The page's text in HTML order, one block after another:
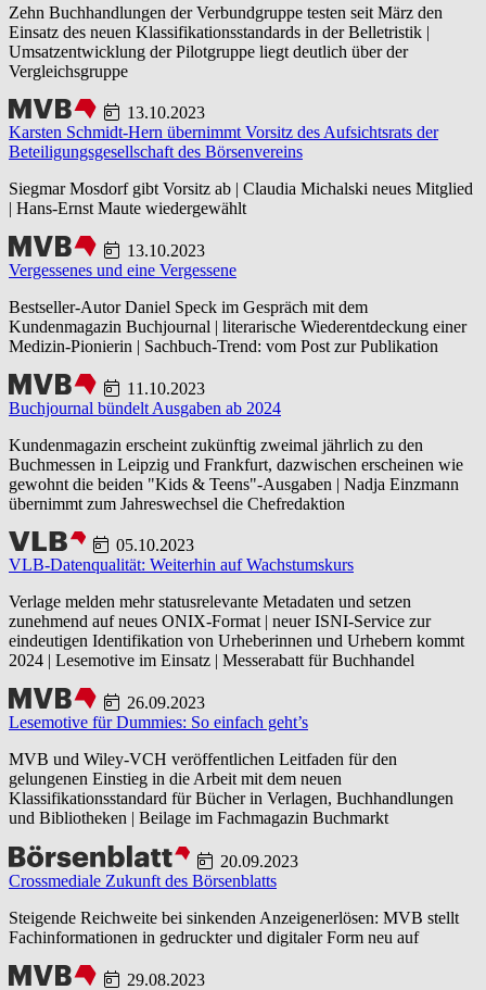
Zehn Buchhandlungen der Verbundgruppe testen seit März den
Einsatz des neuen Klassifikationsstandards in der Belletristik |
Umsatzentwicklung der Pilotgruppe liegt deutlich über der
Vergleichsgruppe
13.10.2023
Karsten Schmidt-Hern übernimmt Vorsitz des Aufsichtsrats der
Beteiligungsgesellschaft des Börsenvereins
Siegmar Mosdorf gibt Vorsitz ab | Claudia Michalski neues Mitglied
| Hans-Ernst Maute wiedergewählt
13.10.2023
Vergessenes und eine Vergessene
Bestseller-Autor Daniel Speck im Gespräch mit dem
Kundenmagazin Buchjournal | literarische Wiederentdeckung einer
Medizin-Pionierin | Sachbuch-Trend: vom Post zur Publikation
11.10.2023
Buchjournal bündelt Ausgaben ab 2024
Kundenmagazin erscheint zukünftig zweimal jährlich zu den
Buchmessen in Leipzig und Frankfurt, dazwischen erscheinen wie
gewohnt die beiden "Kids & Teens"-Ausgaben | Nadja Einzmann
übernimmt zum Jahreswechsel die Chefredaktion
05.10.2023
VLB-Datenqualität: Weiterhin auf Wachstumskurs
Verlage melden mehr statusrelevante Metadaten und setzen
zunehmend auf neues ONIX-Format | neuer ISNI-Service zur
eindeutigen Identifikation von Urheberinnen und Urhebern kommt
2024 | Lesemotive im Einsatz | Messerabatt für Buchhandel
26.09.2023
Lesemotive für Dummies: So einfach geht’s
MVB und Wiley-VCH veröffentlichen Leitfaden für den
gelungenen Einstieg in die Arbeit mit dem neuen
Klassifikationsstandard für Bücher in Verlagen, Buchhandlungen
und Bibliotheken | Beilage im Fachmagazin Buchmarkt
20.09.2023
Crossmediale Zukunft des Börsenblatts
Steigende Reichweite bei sinkenden Anzeigenerlösen: MVB stellt
Fachinformationen in gedruckter und digitaler Form neu auf
29.08.2023